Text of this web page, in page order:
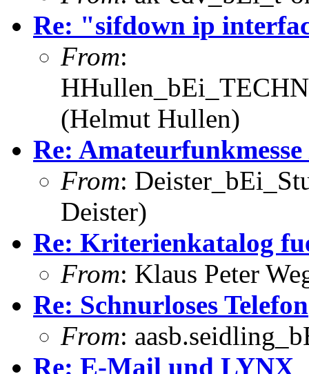
Re: "sifdown ip
From:
(Helmut Hullen)
Re:
From:
Deister)
Re: Kriterienkatalog
From: Klaus Peter
Re: Schnurloses Telefon
From:
Re: E-Mail und LYNX